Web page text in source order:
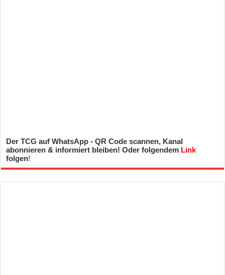
Der TCG auf WhatsApp - QR Code scannen, Kanal
abonnieren & informiert bleiben! Oder folgendem Link
folgen!